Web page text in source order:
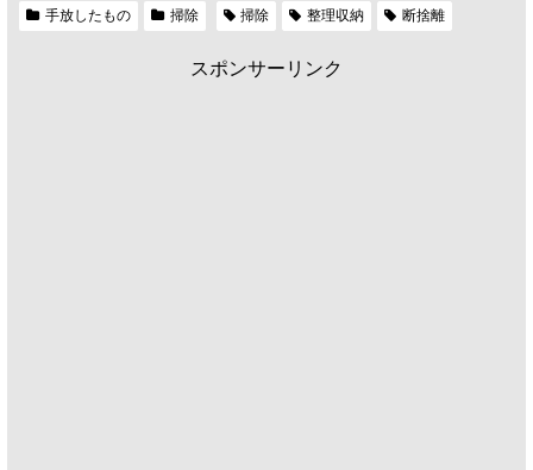
手放したもの 掃除 掃除 整理収納 断捨離
スポンサーリンク